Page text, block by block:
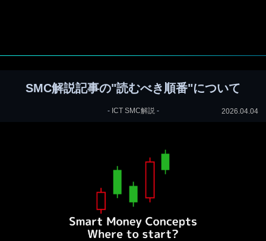
SMC解説記事の"読むべき順番"について
- ICT SMC解説 - 2026.04.04